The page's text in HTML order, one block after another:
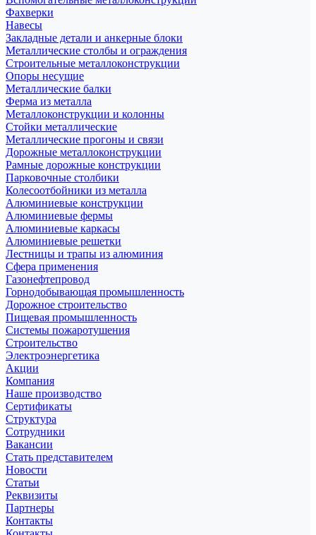
Фахверки
Навесы
Закладные детали и анкерные блоки
Металлические столбы и ограждения
Строительные металлоконструкции
Опоры несущие
Металлические балки
Ферма из металла
Металлоконструкции и колонны
Стойки металлические
Металлические прогоны и связи
Дорожные металлоконструкции
Рамные дорожные конструкции
Парковочные столбики
Колесоотбойники из металла
Алюминиевые конструкции
Алюминиевые фермы
Алюминиевые каркасы
Алюминиевые решетки
Лестницы и трапы из алюминия
Сфера применения
Газонефтепровод
Горнодобывающая промышленность
Дорожное строительство
Пищевая промышленность
Системы пожаротушения
Строительство
Электроэнергетика
Акции
Компания
Наше производство
Сертификаты
Структура
Сотрудники
Вакансии
Стать представителем
Новости
Статьи
Реквизиты
Партнеры
Контакты